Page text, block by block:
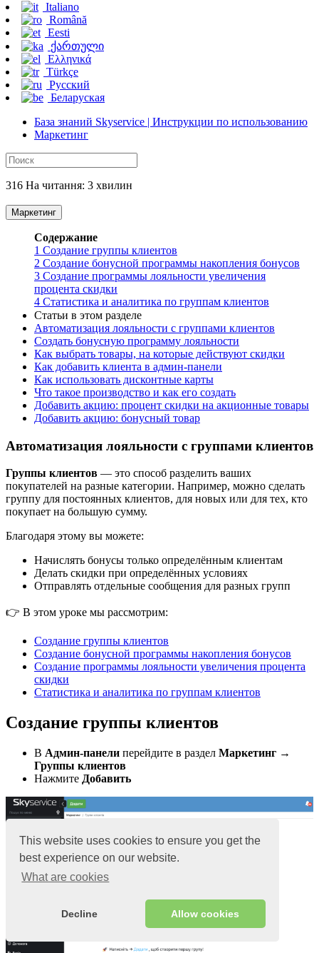
This website uses cookies to ensure you get the
best experience on our website.
What are cookies
Decline Allow cookies
Italiano
Română
Eesti
ქართული
Ελληνικά
Türkçe
Русский
Беларуская
База знаний Skyservice | Инструкции по использованию
Маркетинг
316 На читання: 3 хвилин
Маркетинг
Содержание
1 Создание группы клиентов
2 Создание бонусной программы накопления бонусов
3 Создание программы лояльности увеличения
процента скидки
4 Статистика и аналитика по группам клиентов
Статьи в этом разделе
Автоматизация лояльности с группами клиентов
Создать бонусную программу лояльности
Как выбрать товары, на которые действуют скидки
Как добавить клиента в админ-панели
Как использовать дисконтные карты
Что такое производство и как его создать
Добавить акцию: процент скидки на акционные товары
Добавить акцию: бонусный товар
Автоматизация лояльности с группами клиентов
Группы клиентов — это способ разделить ваших
покупателей на разные категории. Например, можно сделать
группу для постоянных клиентов, для новых или для тех, кто
покупает на большую сумму.
Благодаря этому вы можете:
Начислять бонусы только определённым клиентам
Делать скидки при определённых условиях
Отправлять отдельные сообщения для разных групп
👉 В этом уроке мы рассмотрим:
Создание группы клиентов
Создание бонусной программы накопления бонусов
Создание программы лояльности увеличения процента
скидки
Статистика и аналитика по группам клиентов
Создание группы клиентов
В Админ-панели перейдите в раздел Маркетинг →
Группы клиентов
Нажмите Добавить